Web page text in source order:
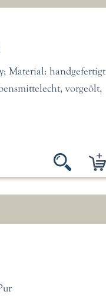
Material: handgefertigt
vorgeölt,